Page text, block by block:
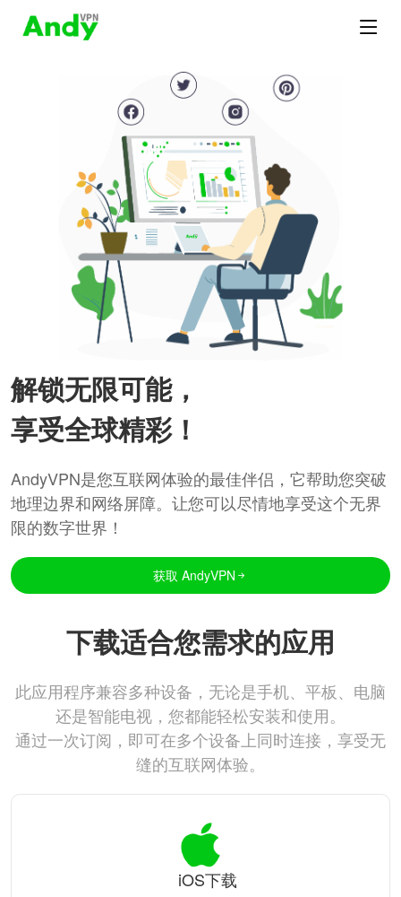
解锁无限可能，
享受全球精彩！
AndyVPN是您互联网体验的最佳伴侣，它帮助您突破
地理边界和网络屏障。让您可以尽情地享受这个无界
限的数字世界！
获取 AndyVPN
下载适合您需求的应用
此应用程序兼容多种设备，无论是手机、平板、电脑
还是智能电视，您都能轻松安装和使用。
通过一次订阅，即可在多个设备上同时连接，享受无
缝的互联网体验。
iOS下载